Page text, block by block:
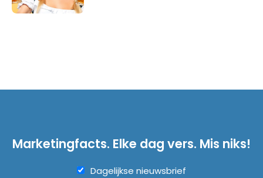
Marketingfacts. Elke dag vers. Mis niks!
Dagelijkse nieuwsbrief